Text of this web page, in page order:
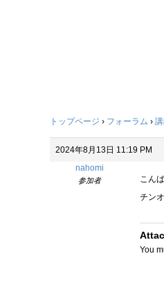
トップページ › フォーラム ›
2024年8月13日 11:19 PM
nahomi
参加者
こん
チン
You